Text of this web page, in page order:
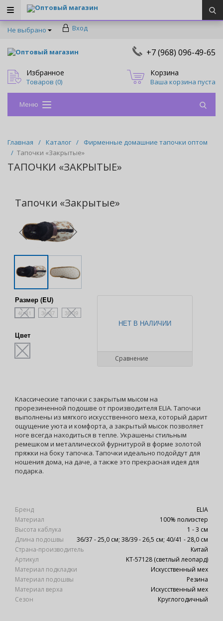
Оптовый магазин
Не выбрано Вход
Оптовый магазин +7 (968) 096-49-65
Избранное
Товаров (0)
Корзина
Ваша корзина пуста
Меню
Главная / Каталог /
Фирменные домашние тапочки оптом
/ Тапочки «Закрытые»
ТАПОЧКИ «ЗАКРЫТЫЕ»
Тапочки «Закрытые»
Размер (EU)
40/41 36/37 38/39
Цвет
НЕТ В НАЛИЧИИ
Сравнение
Классические тапочки с закрытым мысом на
прорезиненной подошве от производителя ELIA. Тапочки
выполнены из мягкого искусственного меха, который дарит
ощущение уюта и комфорта, а закрытый мысок позволяет
ноге всегда находиться в тепле. Украшены стильным
ремешком и металлической фурнитурой в форме золотой
пряжки на боку тапочка. Тапочки идеально подойдут для
ношения дома, на даче, а также это прекрасная идея для
подарка.
Бренд
ELIA
Материал
100% полиэстер
Высота каблука
1 - 3 см
Длина подошвы
36/37 - 25,0 см; 38/39 - 26,5 см; 40/41 - 28,0 см
Страна-производитель
Китай
Артикул
KT-57128 (светлый леопард)
Материал подкладки
Искусственный мех
Материал подошвы
Резина
Материал верха
Искусственный мех
Сезон
Круглогодичный